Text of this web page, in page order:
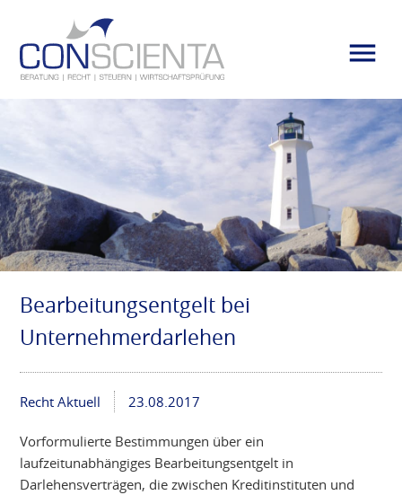
Bearbeitungsentgelt bei
Unternehmerdarlehen
Recht Aktuell 23.08.2017
Vorformulierte Bestimmungen über ein
laufzeitunabhängiges Bearbeitungsentgelt in
Darlehensverträgen, die zwischen Kreditinstituten und